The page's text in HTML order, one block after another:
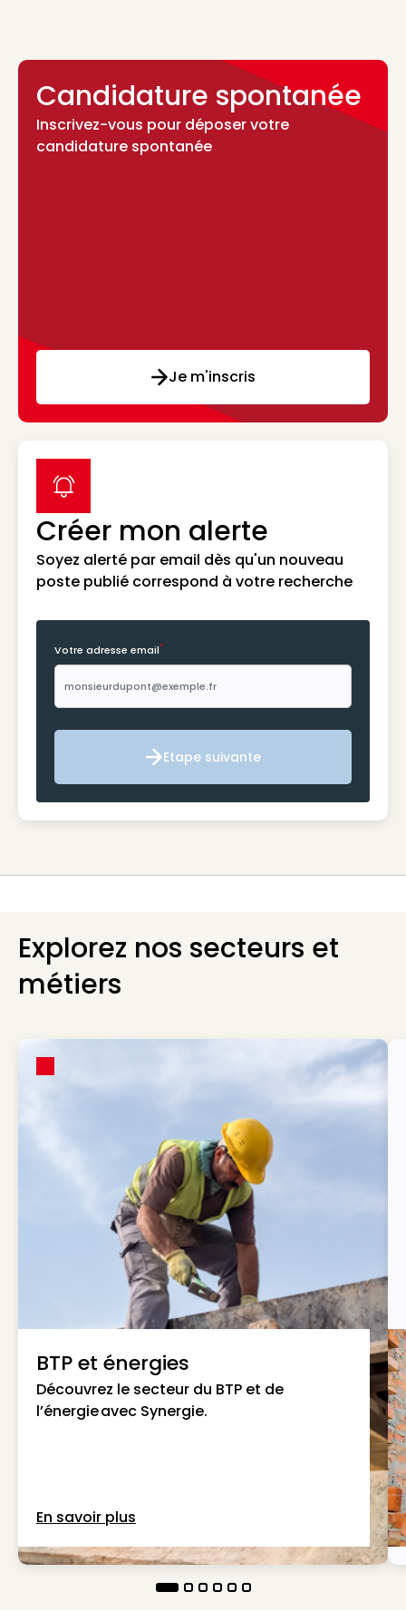
Candidature spontanée
Inscrivez-vous pour déposer votre
candidature spontanée
Je m'inscris
Créer mon alerte
Soyez alerté par email dès qu'un nouveau
poste publié correspond à votre recherche
label icon
Votre adresse email*
Etape suivante
Etape suivante
Explorez nos secteurs et
métiers
BTP et énergies
Découvrez le secteur du BTP et de
l’énergie avec Synergie.
En savoir plus